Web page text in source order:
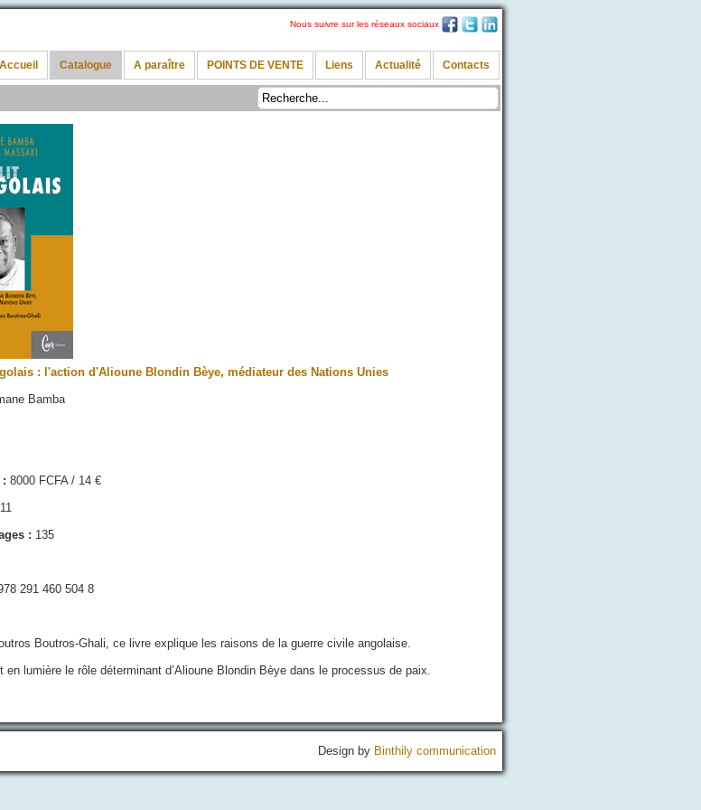
Nous suivre sur les réseaux sociaux
Accueil Catalogue A paraître POINTS DE VENTE Liens Actualité Contacts
: l'action d'Alioune Blondin Bèye, médiateur des Nations Unies
Bamba
: 8000 FCFA / 14 €
: 135
291 460 504 8
Boutros-Ghali, ce livre explique les raisons de la guerre civile angolaise.
en lumière le rôle déterminant d’Alioune Blondin Bèye dans le processus de paix.
Design by Binthily communication